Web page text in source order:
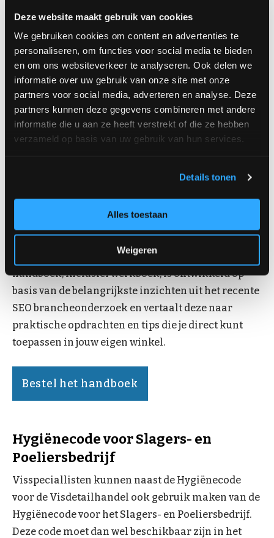
Deze website maakt gebruik van cookies
We gebruiken cookies om content en advertenties te
personaliseren, om functies voor social media te bieden
en om ons websiteverkeer te analyseren. Ook delen we
informatie over uw gebruik van onze site met onze
partners voor social media, adverteren en analyse. Deze
partners kunnen deze gegevens combineren met andere
informatie die u aan ze heeft verstrekt of die ze hebben
verzameld op basis van uw gebruik van hun services.
Details tonen
Alles toestaan
Weigeren
Een van de regels is dat consumenten moeten
kunnen weten waar het product vandaan komt. Met
behulp van de poster met visvangstgebieden kun je
jouw klanten informeren over waar de vis
gevangen is.
Bestel de poster
VNV-handboek inclusief werkboek
winstgevende en toekomstbestendige
foodspeciaalzaak is vanaf nu beschikbaar. Dit
handboek, inclusief werkboek, is ontwikkeld op
basis van de belangrijkste inzichten uit het recente
SEO brancheonderzoek en vertaalt deze naar
praktische opdrachten en tips die je direct kunt
toepassen in jouw eigen winkel.
Bestel het handboek
Hygiënecode voor Slagers- en
Poeliersbedrijf
Visspeciallisten kunnen naast de Hygiënecode
voor de Visdetailhandel ook gebruik maken van de
Hygiënecode voor het Slagers- en Poeliersbedrijf.
Deze code moet dan wel beschikbaar zijn in het